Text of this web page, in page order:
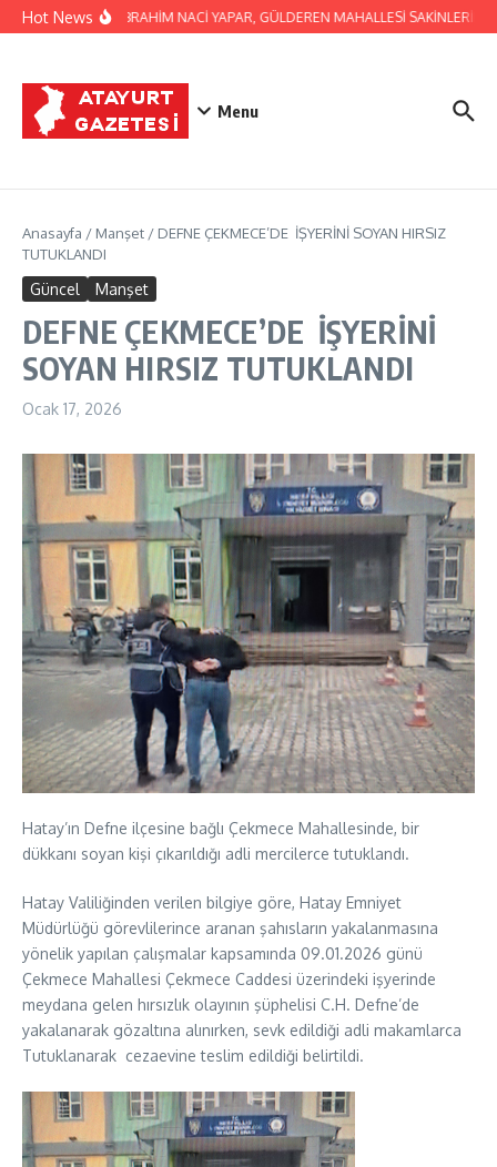
İçeriğe atla
Hot NewsBAŞKAN İBRAHİM NACİ YAPAR, GÜLDEREN MAHALLESİ SAKİNLERİNİ
Menu
Anasayfa / Manşet / DEFNE ÇEKMECE’DE İŞYERİNİ SOYAN HIRSIZ
TUTUKLANDI
Güncel Manşet
DEFNE ÇEKMECE’DE İŞYERİNİ
SOYAN HIRSIZ TUTUKLANDI
Ocak 17, 2026
Hatay’ın Defne ilçesine bağlı Çekmece Mahallesinde, bir
dükkanı soyan kişi çıkarıldığı adli mercilerce tutuklandı.
Hatay Valiliğinden verilen bilgiye göre, Hatay Emniyet
Müdürlüğü görevlilerince aranan şahısların yakalanmasına
yönelik yapılan çalışmalar kapsamında 09.01.2026 günü
Çekmece Mahallesi Çekmece Caddesi üzerindeki işyerinde
meydana gelen hırsızlık olayının şüphelisi C.H. Defne’de
yakalanarak gözaltına alınırken, sevk edildiği adli makamlarca
Tutuklanarak cezaevine teslim edildiği belirtildi.